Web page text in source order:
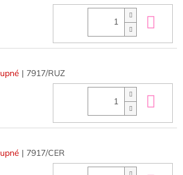
| 7917/RUZ
| 7917/CER